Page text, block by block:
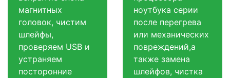
магнитных
головок, чистим
шлейфы,
проверяем USB и
устраняем
посторонние
ноутбука серии
после перегрева
или механических
повреждений,а
также замена
шлейфов, чистка